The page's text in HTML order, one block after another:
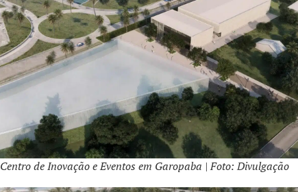
Centro de Inovação e Eventos em Garopaba | Foto: Divulgação